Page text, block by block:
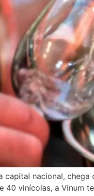
nacional,
40 vinícolas, a